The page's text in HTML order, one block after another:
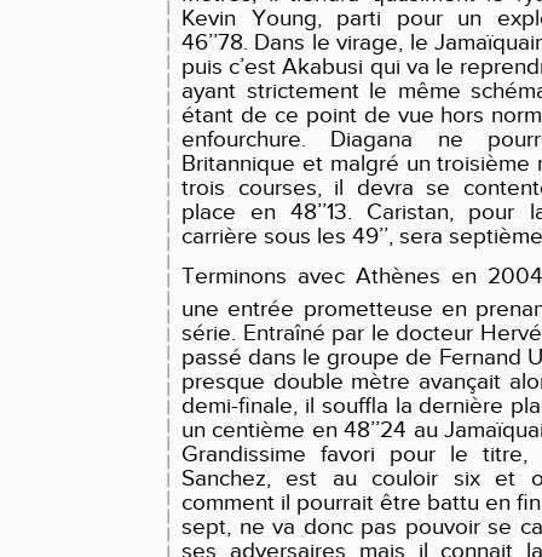
Kevin Young, parti pour un
46’’78. Dans le virage, le
puis c’est Akabusi qui va le
ayant strictement le même
étant de ce point de vue hors
enfourchure. Diagana ne
Britannique et malgré un troisième
trois courses, il devra se
place en 48’’13. Caristan,
carrière sous les 49’’, sera
Terminons avec Athènes en
une entrée prometteuse en
série. Entraîné par le docteur
passé dans le groupe de Fernand
presque double mètre avançait
demi-finale, il souffla la dernière
un centième en 48’’24 au
Grandissime favori pour le titre,
Sanchez, est au couloir six et
comment il pourrait être battu en
sept, ne va donc pas pouvoir se